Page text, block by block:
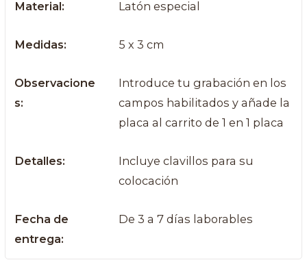
Material: Latón especial
Medidas: 5 x 3 cm
Observacione
s:
Introduce tu grabación en los
campos habilitados y añade la
placa al carrito de 1 en 1 placa
Detalles:
Incluye clavillos para su
colocación
Fecha de
entrega:
De 3 a 7 días laborables